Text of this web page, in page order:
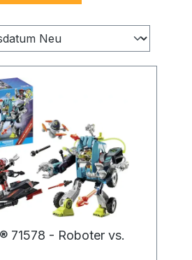
71578 - Roboter vs.